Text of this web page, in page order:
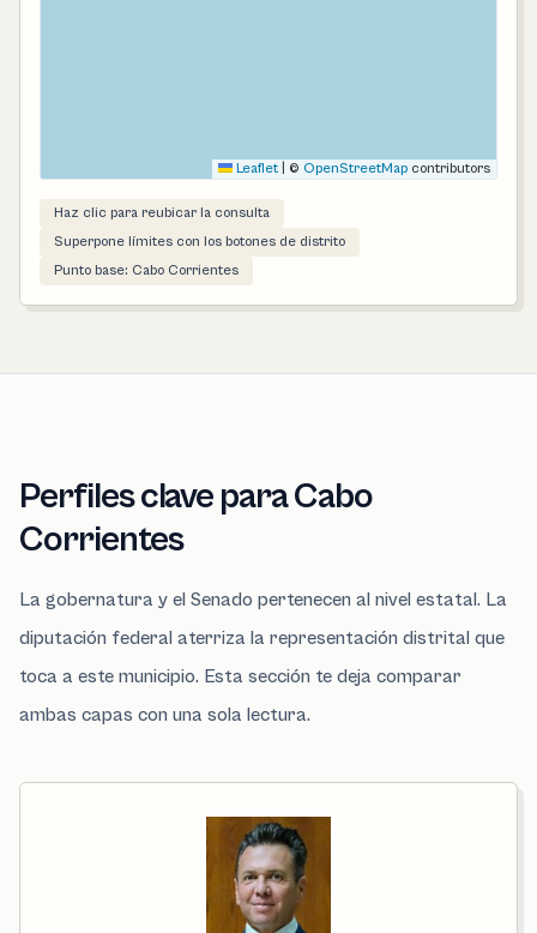
Leaflet © OpenStreetMap contributors
Haz clic para reubicar la consulta
Superpone límites con los botones de distrito
Punto base: Cabo Corrientes
Perfiles clave para Cabo
Corrientes
La gobernatura y el Senado pertenecen al nivel estatal. La
diputación federal aterriza la representación distrital que
toca a este municipio. Esta sección te deja comparar
ambas capas con una sola lectura.